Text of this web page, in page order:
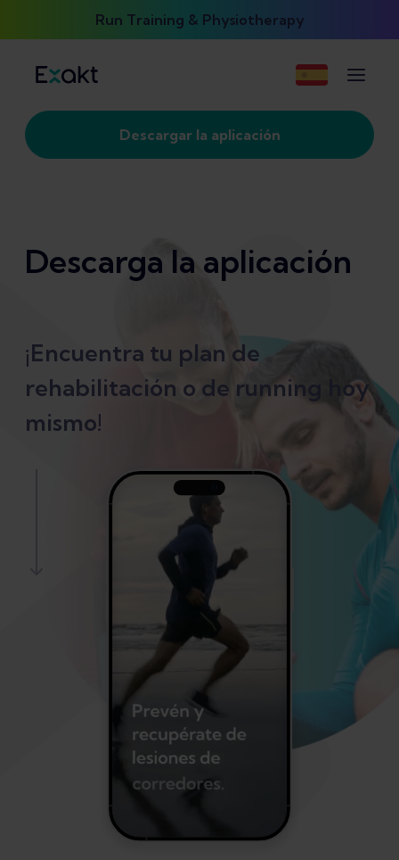
Run Training & Physiotherapy
Descargar la aplicación
Descarga la aplicación
¡Encuentra tu plan de
rehabilitación o de running hoy
mismo!